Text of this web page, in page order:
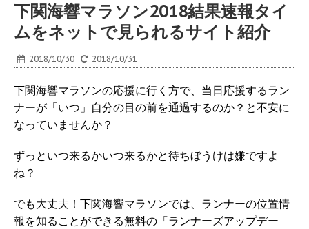
下関海響マラソン2018結果速報タイ
ムをネットで見られるサイト紹介
2018/10/30 2018/10/31
下関海響マラソンの応援に行く方で、当日応援するラン
ナーが「いつ」自分の目の前を通過するのか？と不安に
なっていませんか？
ずっといつ来るかいつ来るかと待ちぼうけは嫌ですよ
ね？
でも大丈夫！下関海響マラソンでは、ランナーの位置情
報を知ることができる無料の「ランナーズアップデー